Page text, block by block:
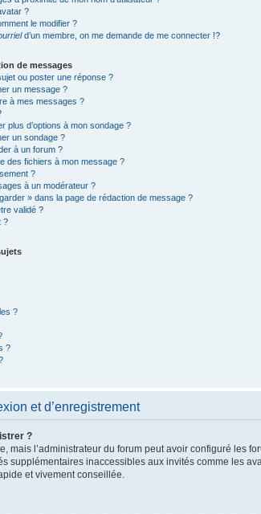
?
le modifier ?
d’un membre, on me demande de me connecter !?
de messages
ou poster une réponse ?
un message ?
à mes messages ?
plus d’options à mon sondage ?
un sondage ?
à un forum ?
des fichiers à mon message ?
?
à un modérateur ?
» dans la page de rédaction de message ?
validé ?
?
?
?
et d’enregistrement
?
mais l’administrateur du forum peut avoir configuré les
supplémentaires inaccessibles aux invités comme les
et vivement conseillée.